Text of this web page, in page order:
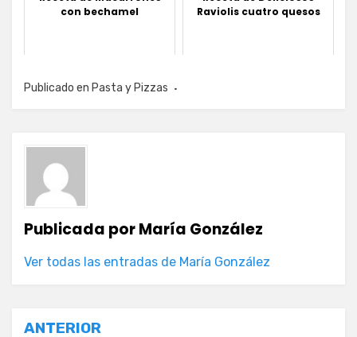
con bechamel
Raviolis cuatro quesos
Publicado en Pasta y Pizzas
Publicada porMaría González
Ver todas las entradas de María González
ANTERIOR